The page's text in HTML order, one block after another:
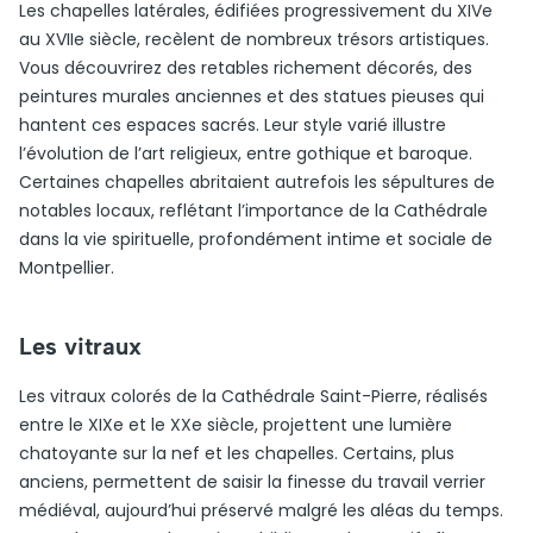
Les chapelles latérales, édifiées progressivement du XIVe
au XVIIe siècle, recèlent de nombreux trésors artistiques.
Vous découvrirez des retables richement décorés, des
peintures murales anciennes et des statues pieuses qui
hantent ces espaces sacrés. Leur style varié illustre
l’évolution de l’art religieux, entre gothique et baroque.
Certaines chapelles abritaient autrefois les sépultures de
notables locaux, reflétant l’importance de la Cathédrale
dans la vie spirituelle, profondément intime et sociale de
Montpellier.
Les vitraux
Les vitraux colorés de la Cathédrale Saint-Pierre, réalisés
entre le XIXe et le XXe siècle, projettent une lumière
chatoyante sur la nef et les chapelles. Certains, plus
anciens, permettent de saisir la finesse du travail verrier
médiéval, aujourd’hui préservé malgré les aléas du temps.